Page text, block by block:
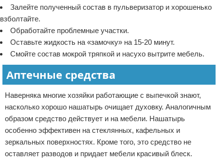
Залейте полученный состав в пульверизатор и хорошенько
взболтайте.
Обработайте проблемные участки.
Оставьте жидкость на «замочку» на 15-20 минут.
Смойте состав мокрой тряпкой и насухо вытрите мебель.
Аптечные средства
Наверняка многие хозяйки работающие с выпечкой знают,
насколько хорошо нашатырь очищает духовку. Аналогичным
образом средство действует и на мебели. Нашатырь
особенно эффективен на стеклянных, кафельных и
зеркальных поверхностях. Кроме того, это средство не
оставляет разводов и придает мебели красивый блеск.